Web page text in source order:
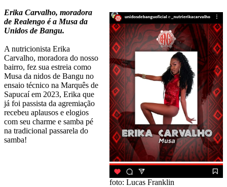
foto: Lucas Franklin
Erika Carvalho, moradora
de Realengo é a Musa da
Unidos de Bangu.
A nutricionista Erika
Carvalho, moradora do nosso
bairro, fez sua estreia como
Musa da nidos de Bangu no
ensaio técnico na Marquês de
Sapucaí em 2023, Erika que
já foi passista da agremiação
recebeu aplausos e elogios
com seu charme e samba pé
na tradicional passarela do
samba!